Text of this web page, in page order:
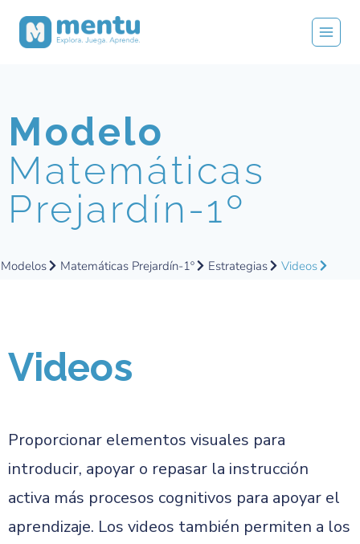
Modelo
Matemáticas
Prejardín-1º
Modelos Matemáticas Prejardín-1º Estrategias Videos
Videos
Proporcionar elementos visuales para
introducir, apoyar o repasar la instrucción
activa más procesos cognitivos para apoyar el
aprendizaje. Los videos también permiten a los